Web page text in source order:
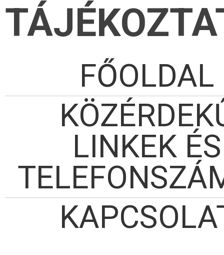
FŐOLDAL
LINKEK ÉS